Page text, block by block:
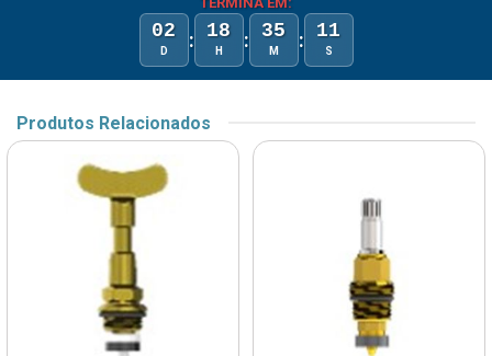
02
D : 18
H : 35
M : 11
S
Produtos Relacionados